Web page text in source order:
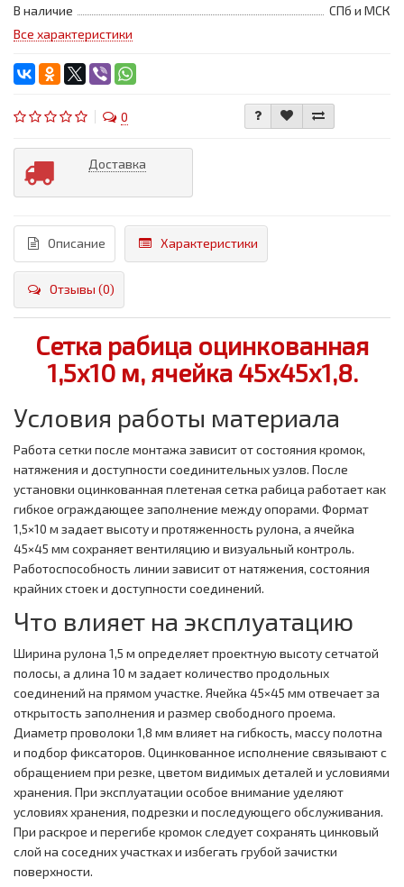
В наличие
СПб и МСК
Все характеристики
0
Доставка
Описание Характеристики
Отзывы (0)
Сетка рабица оцинкованная
1,5x10 м, ячейка 45x45x1,8.
Условия работы материала
Работа сетки после монтажа зависит от состояния кромок,
натяжения и доступности соединительных узлов. После
установки оцинкованная плетеная сетка рабица работает как
гибкое ограждающее заполнение между опорами. Формат
1,5×10 м задает высоту и протяженность рулона, а ячейка
45×45 мм сохраняет вентиляцию и визуальный контроль.
Работоспособность линии зависит от натяжения, состояния
крайних стоек и доступности соединений.
Что влияет на эксплуатацию
Ширина рулона 1,5 м определяет проектную высоту сетчатой
полосы, а длина 10 м задает количество продольных
соединений на прямом участке. Ячейка 45×45 мм отвечает за
открытость заполнения и размер свободного проема.
Диаметр проволоки 1,8 мм влияет на гибкость, массу полотна
и подбор фиксаторов. Оцинкованное исполнение связывают с
обращением при резке, цветом видимых деталей и условиями
хранения. При эксплуатации особое внимание уделяют
условиях хранения, подрезки и последующего обслуживания.
При раскрое и перегибе кромок следует сохранять цинковый
слой на соседних участках и избегать грубой зачистки
поверхности.